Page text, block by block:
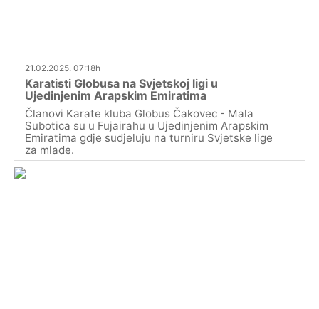
21.02.2025. 07:18h
Karatisti Globusa na Svjetskoj ligi u
Ujedinjenim Arapskim Emiratima
Članovi Karate kluba Globus Čakovec - Mala
Subotica su u Fujairahu u Ujedinjenim Arapskim
Emiratima gdje sudjeluju na turniru Svjetske lige
za mlade.